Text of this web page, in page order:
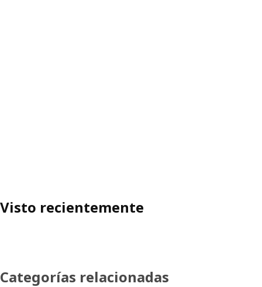
Visto recientemente
Categorías relacionadas